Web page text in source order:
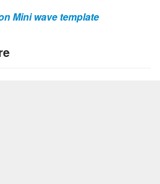
Mini wave template